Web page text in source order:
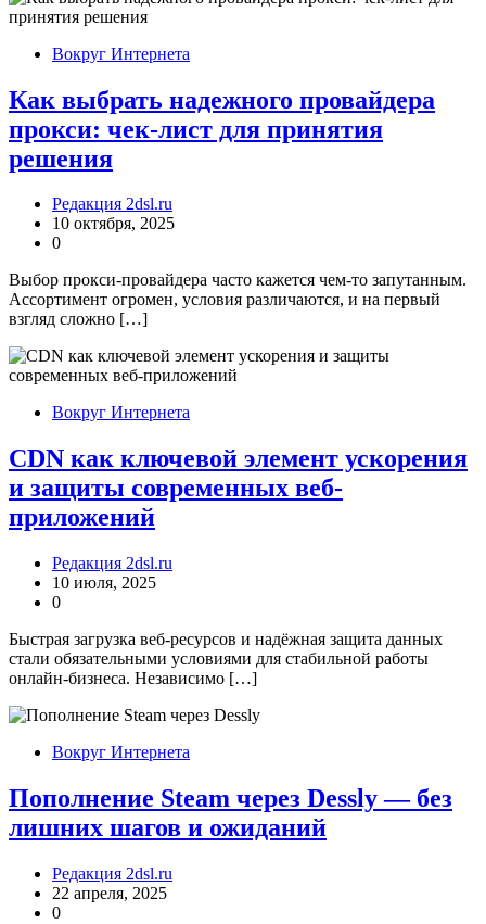
Вокруг Интернета
Как выбрать надежного провайдера
прокси: чек-лист для принятия
решения
Редакция 2dsl.ru
10 октября, 2025
0
Выбор прокси-провайдера часто кажется чем-то запутанным.
Ассортимент огромен, условия различаются, и на первый
взгляд сложно […]
Вокруг Интернета
CDN как ключевой элемент ускорения
и защиты современных веб-
приложений
Редакция 2dsl.ru
10 июля, 2025
0
Быстрая загрузка веб-ресурсов и надёжная защита данных
стали обязательными условиями для стабильной работы
онлайн-бизнеса. Независимо […]
Вокруг Интернета
Пополнение Steam через Dessly — без
лишних шагов и ожиданий
Редакция 2dsl.ru
22 апреля, 2025
0